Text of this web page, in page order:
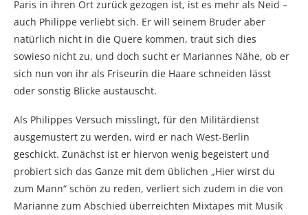
Paris in ihren Ort zurück gezogen ist, ist es mehr als Neid –
auch Philippe verliebt sich. Er will seinem Bruder aber
natürlich nicht in die Quere kommen, traut sich dies
sowieso nicht zu, und doch sucht er Mariannes Nähe, ob er
sich nun von ihr als Friseurin die Haare schneiden lässt
oder sonstig Blicke austauscht.
Als Philippes Versuch misslingt, für den Militärdienst
ausgemustert zu werden, wird er nach West-Berlin
geschickt. Zunächst ist er hiervon wenig begeistert und
probiert sich das Ganze mit dem üblichen „Hier wirst du
zum Mann“ schön zu reden, verliert sich zudem in die von
Marianne zum Abschied überreichten Mixtapes mit Musik